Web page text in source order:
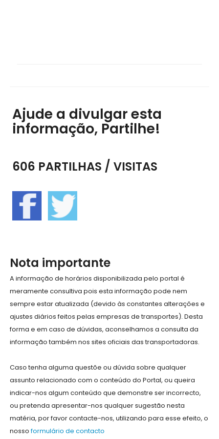
Ajude a divulgar esta
informação, Partilhe!
606 PARTILHAS / VISITAS
Nota importante
A informação de horários disponibilizada pelo portal é
meramente consultiva pois esta informação pode nem
sempre estar atualizada (devido às constantes alterações e
ajustes diários feitos pelas empresas de transportes). Desta
forma e em caso de dúvidas, aconselhamos a consulta da
informação também nos sites oficiais das transportadoras.
Caso tenha alguma questõe ou dúvida sobre qualquer
assunto relacionado com o conteúdo do Portal, ou queira
indicar-nos algum conteúdo que demonstre ser incorrecto,
ou pretenda apresentar-nos qualquer sugestão nesta
matéria, por favor contacte-nos, utilizando para esse efeito, o
nossoformulário de contacto